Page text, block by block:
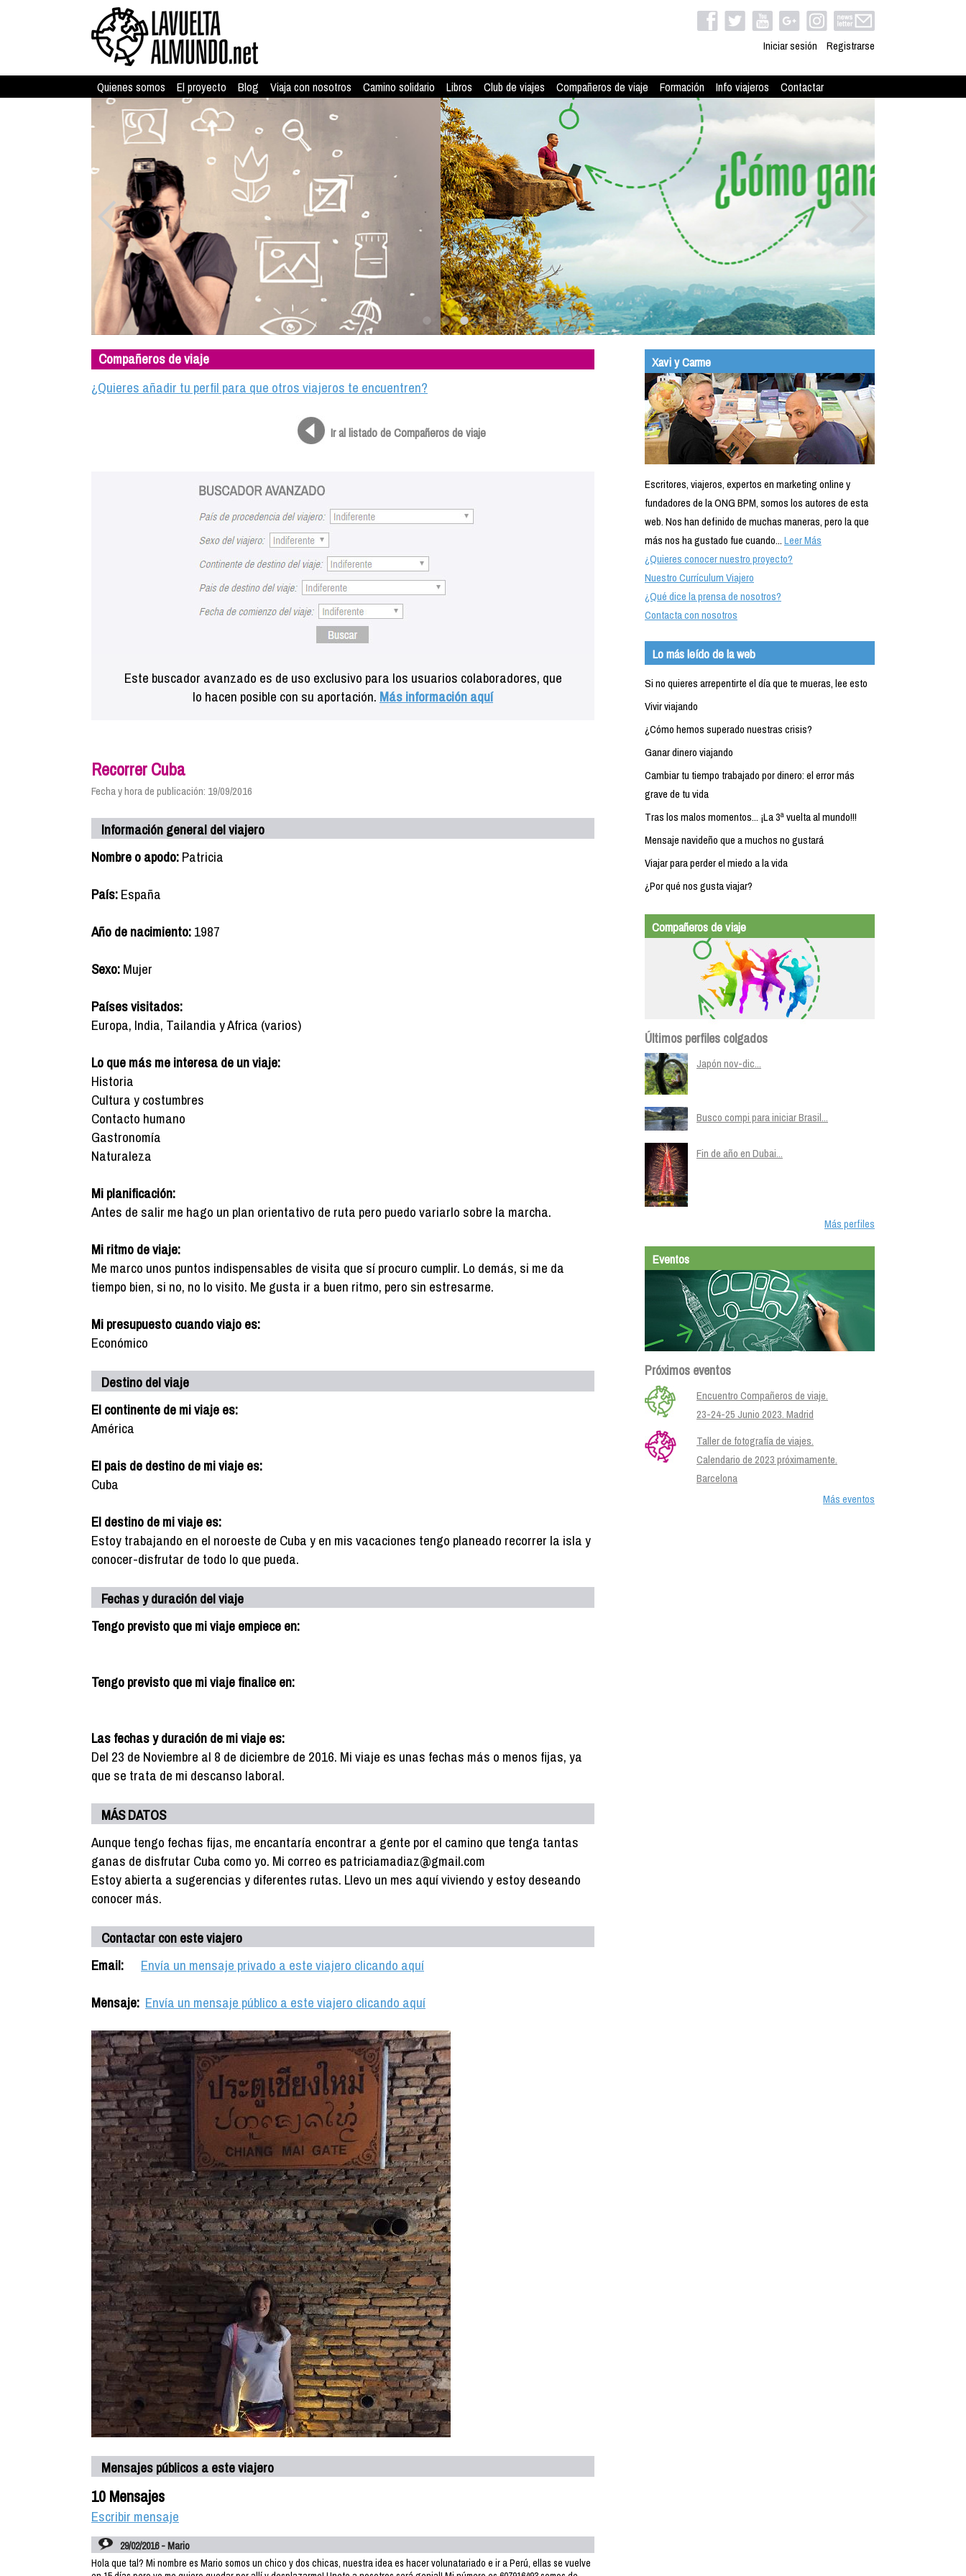
Iniciar sesión Registrarse
Quienes somos El proyecto Blog Viaja con nosotros Camino solidario Libros Club de viajes Compañeros de viaje Formación Info viajeros Contactar
Compañeros de viaje
¿Quieres añadir tu perfil para que otros viajeros te encuentren?
Ir al listado de Compañeros de viaje
Este buscador avanzado es de uso exclusivo para los usuarios colaboradores, que
lo hacen posible con su aportación. Más información aquí
Recorrer Cuba
Fecha y hora de publicación: 19/09/2016
Información general del viajero
Nombre o apodo:Patricia
País:España
Año de nacimiento:1987
Sexo:Mujer
Países visitados:
Europa, India, Tailandia y Africa (varios)
Lo que más me interesa de un viaje:
Historia
Cultura y costumbres
Contacto humano
Gastronomía
Naturaleza
Mi planificación:
Antes de salir me hago un plan orientativo de ruta pero puedo variarlo sobre la marcha.
Mi ritmo de viaje:
Me marco unos puntos indispensables de visita que sí procuro cumplir. Lo demás, si me da
tiempo bien, si no, no lo visito. Me gusta ir a buen ritmo, pero sin estresarme.
Mi presupuesto cuando viajo es:
Económico
Destino del viaje
El continente de mi viaje es:
América
El pais de destino de mi viaje es:
Cuba
El destino de mi viaje es:
Estoy trabajando en el noroeste de Cuba y en mis vacaciones tengo planeado recorrer la isla y
conocer-disfrutar de todo lo que pueda.
Fechas y duración del viaje
Tengo previsto que mi viaje empiece en:
Tengo previsto que mi viaje finalice en:
Las fechas y duración de mi viaje es:
Del 23 de Noviembre al 8 de diciembre de 2016. Mi viaje es unas fechas más o menos fijas, ya
que se trata de mi descanso laboral.
MÁS DATOS
Aunque tengo fechas fijas, me encantaría encontrar a gente por el camino que tenga tantas
ganas de disfrutar Cuba como yo. Mi correo es patriciamadiaz@gmail.com
Estoy abierta a sugerencias y diferentes rutas. Llevo un mes aquí viviendo y estoy deseando
conocer más.
Contactar con este viajero
Email:
Envía un mensaje privado a este viajero clicando aquí
Mensaje: Envía un mensaje público a este viajero clicando aquí
Mensajes públicos a este viajero
10 Mensajes
Escribir mensaje
29/02/2016 - Mario
Hola que tal? Mi nombre es Mario somos un chico y dos chicas, nuestra idea es hacer volunatariado e ir a Perú, ellas se vuelve
Xavi y Carme
Escritores, viajeros, expertos en marketing online y
fundadores de la ONG BPM, somos los autores de esta
web. Nos han definido de muchas maneras, pero la que
más nos ha gustado fue cuando...Leer Más
¿Quieres conocer nuestro proyecto?
Nuestro Currículum Viajero
¿Qué dice la prensa de nosotros?
Contacta con nosotros
Lo más leído de la web
Si no quieres arrepentirte el día que te mueras, lee esto
Vivir viajando
¿Cómo hemos superado nuestras crisis?
Ganar dinero viajando
Cambiar tu tiempo trabajado por dinero: el error más
grave de tu vida
Tras los malos momentos... ¡La 3ª vuelta al mundo!!!
Mensaje navideño que a muchos no gustará
Viajar para perder el miedo a la vida
¿Por qué nos gusta viajar?
Compañeros de viaje
Últimos perfiles colgados
Japón nov-dic...
Busco compi para iniciar Brasil...
Fin de año en Dubai...
Más perfiles
Eventos
Próximos eventos
Encuentro Compañeros de viaje.
23-24-25 Junio 2023. Madrid
Taller de fotografía de viajes.
Calendario de 2023 próximamente.
Barcelona
Más eventos